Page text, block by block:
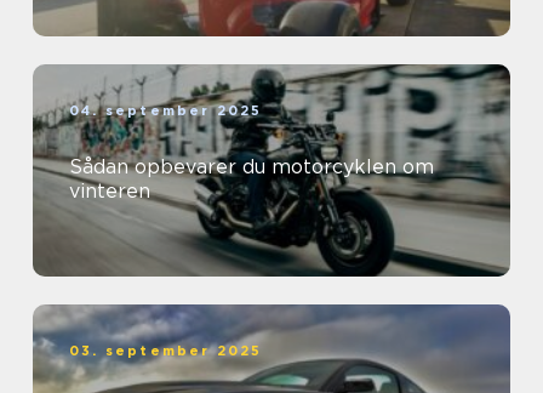
04. september 2025
Sådan opbevarer du motorcyklen om
vinteren
03. september 2025